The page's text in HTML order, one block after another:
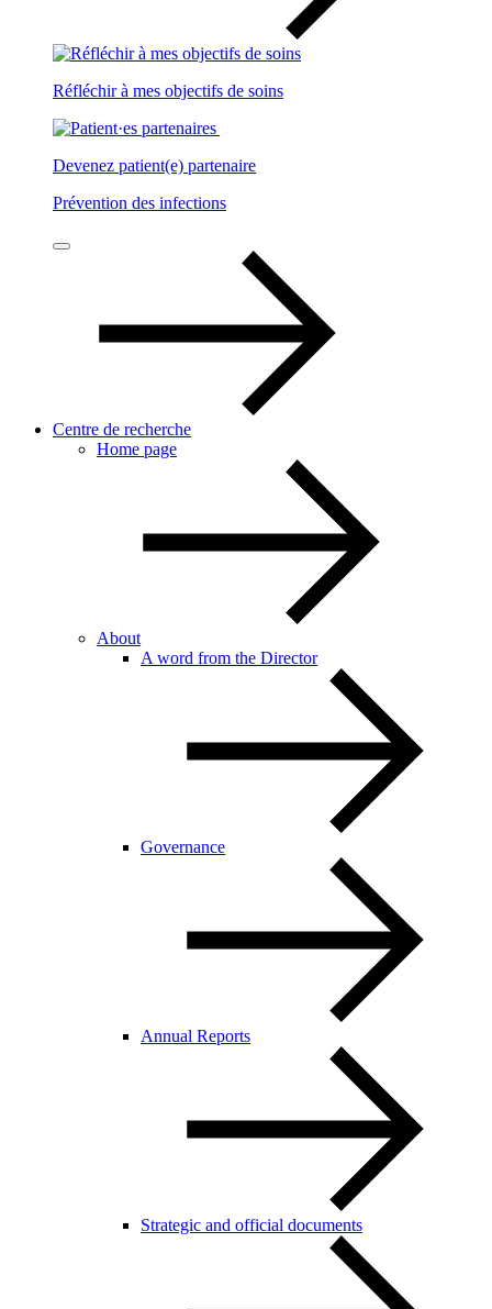
Réfléchir à mes objectifs de soins
Devenez patient(e) partenaire
Prévention des infections
Centre de recherche
Home page
About
A word from the Director
Governance
Annual Reports
Strategic and official documents